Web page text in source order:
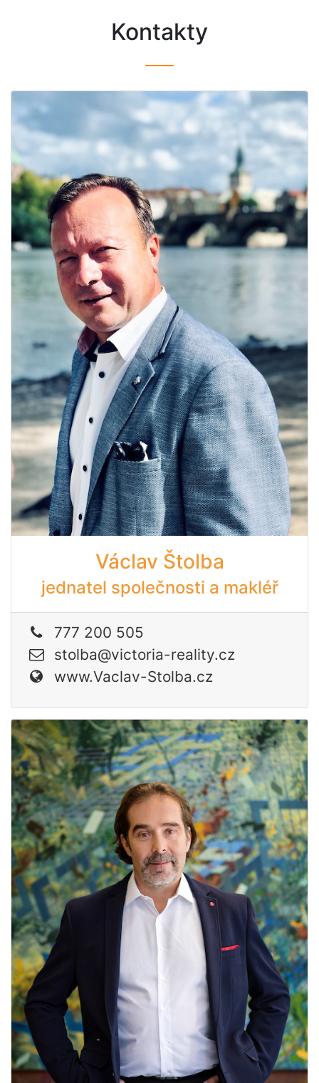
Kontakty
Václav Štolba
jednatel společnosti a makléř
777 200 505
stolba@victoria-reality.cz
www.Vaclav-Stolba.cz